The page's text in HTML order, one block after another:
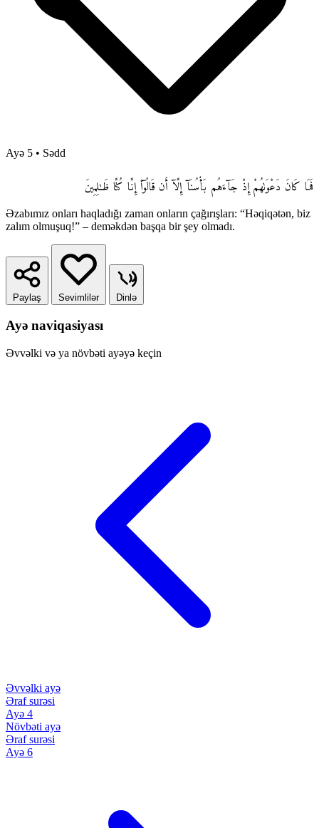
Ayə 5 • Sədd
فَمَا كَانَ دَعْوَىٰهُمْ إِذْ جَآءَهُم بَأْسُنَآ إِلَّآ أَن قَالُوٓا۟ إِنَّا كُنَّا ظَـٰلِمِينَ
Əzabımız onları haqladığı zaman onların çağırışları: “Həqiqətən, biz
zalım olmuşuq!” – deməkdən başqa bir şey olmadı.
Paylaş Sevimlilər Dinlə
Ayə naviqasiyası
Əvvəlki və ya növbəti ayəyə keçin
Əvvəlki ayə
Əraf surəsi
Ayə 4
Növbəti ayə
Əraf surəsi
Ayə 6